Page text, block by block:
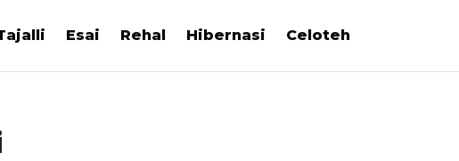
Esai Rehal Hibernasi Celoteh